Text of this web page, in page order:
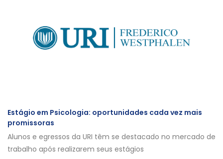
Estágio em Psicologia: oportunidades cada vez mais
promissoras
Alunos e egressos da URI têm se destacado no mercado de
trabalho após realizarem seus estágios